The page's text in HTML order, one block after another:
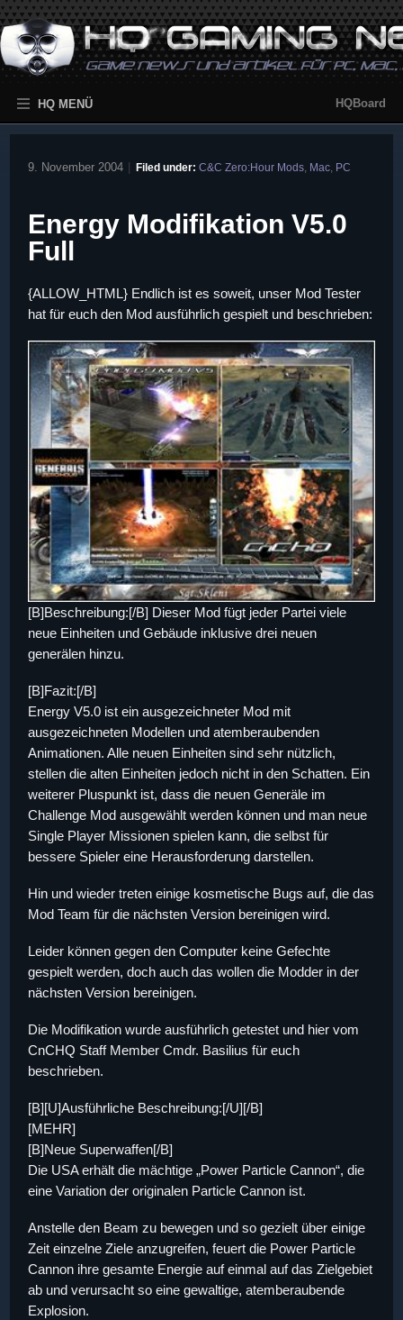
HQ MENÜ HQBoard
9. November 2004 Filed under: C&C Zero:Hour Mods, Mac, PC
Energy Modifikation V5.0
Full
{ALLOW_HTML} Endlich ist es soweit, unser Mod Tester
hat für euch den Mod ausführlich gespielt und beschrieben:
[B]Beschreibung:[/B] Dieser Mod fügt jeder Partei viele
neue Einheiten und Gebäude inklusive drei neuen
generälen hinzu.
[B]Fazit:[/B]
Energy V5.0 ist ein ausgezeichneter Mod mit
ausgezeichneten Modellen und atemberaubenden
Animationen. Alle neuen Einheiten sind sehr nützlich,
stellen die alten Einheiten jedoch nicht in den Schatten. Ein
weiterer Pluspunkt ist, dass die neuen Generäle im
Challenge Mod ausgewählt werden können und man neue
Single Player Missionen spielen kann, die selbst für
bessere Spieler eine Herausforderung darstellen.
Hin und wieder treten einige kosmetische Bugs auf, die das
Mod Team für die nächsten Version bereinigen wird.
Leider können gegen den Computer keine Gefechte
gespielt werden, doch auch das wollen die Modder in der
nächsten Version bereinigen.
Die Modifikation wurde ausführlich getestet und hier vom
CnCHQ Staff Member Cmdr. Basilius für euch
beschrieben.
[B][U]Ausführliche Beschreibung:[/U][/B]
[MEHR]
[B]Neue Superwaffen[/B]
Die USA erhält die mächtige „Power Particle Cannon“, die
eine Variation der originalen Particle Cannon ist.
Anstelle den Beam zu bewegen und so gezielt über einige
Zeit einzelne Ziele anzugreifen, feuert die Power Particle
Cannon ihre gesamte Energie auf einmal auf das Zielgebiet
ab und verursacht so eine gewaltige, atemberaubende
Explosion.